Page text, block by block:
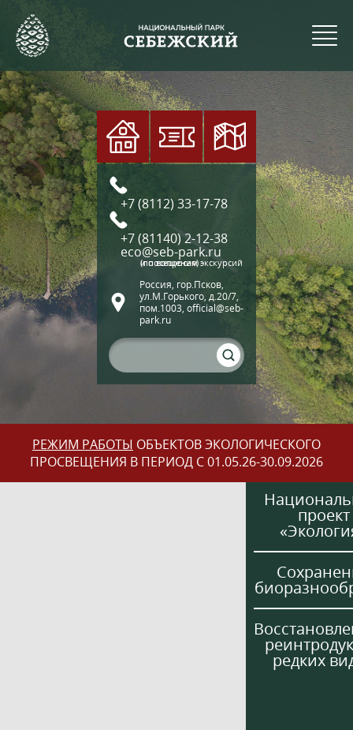
+7 (8112) 33-17-78
+7 (81140) 2-12-38
eco@seb-park.ru
(по вопросам экскурсий и посещения)
Россия, гор.Псков,
ул.М.Горького, д.20/7,
пом.1003, official@seb-
park.ru
РЕЖИМ РАБОТЫ ОБЪЕКТОВ ЭКОЛОГИЧЕСКОГО
ПРОСВЕЩЕНИЯ В ПЕРИОД С 01.05.26-30.09.2026
проект
редких